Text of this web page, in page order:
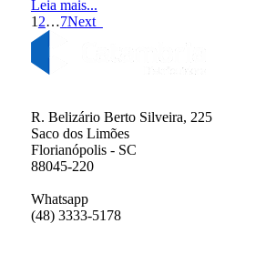
Leia mais...
12…7Next
R. Belizário Berto Silveira, 225
Saco dos Limões
Florianópolis - SC
88045-220
Whatsapp
(48) 3333-5178